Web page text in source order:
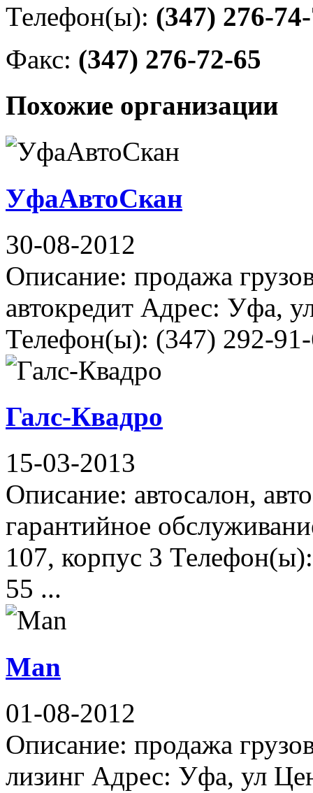
Телефон(ы): (347) 276-
Факс: (347) 276-72-65
Похожие организации
УфаАвтоСкан
30-08-2012
Описание: продажа
автокредит Адрес: Уфа,
Телефон(ы): (347) 292-
Галс-Квадро
15-03-2013
Описание: автосалон,
гарантийное
107, корпус 3
55 ...
Man
01-08-2012
Описание: продажа
лизинг Адрес: Уфа, ул